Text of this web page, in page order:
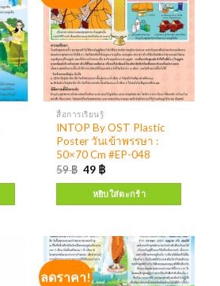
ลดราคา!
สื่อการเรียนรู้
INTOP By OST Plastic
Poster วันเข้าพรรษา :
50×70 Cm #EP-048
59฿ 49 ฿
หยิบใส่ตะกร้า